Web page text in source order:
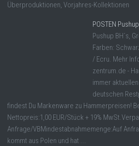
Überproduktionen, Vorjahres-Kollektionen
POSTEN
Pushup BH´s,
Farben:
/ Ecru. Mehr
zentrum.de -
immer
deutschen
findest Du Markenware zu Hammerpreisen!
Nettopreis:1,00 EUR/Stück + 19%
Anfrage/VBMindestabnahmemenge:Auf
kommt aus Polen und hat ...